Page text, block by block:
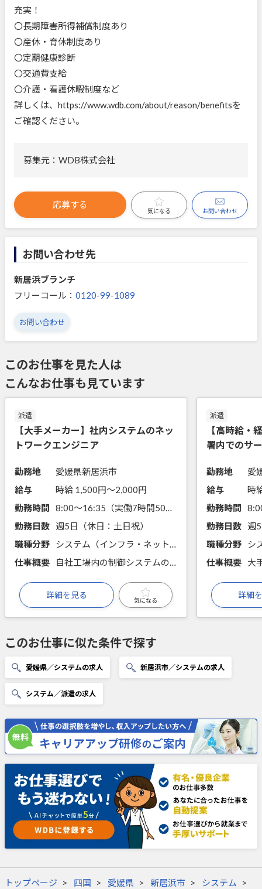
充実！
〇長期障害所得補償制度あり
〇産休・育休制度あり
〇定期健康診断
〇交通費支給
〇介護・看護休暇制度など
詳しくは、https://www.wdb.com/about/reason/benefitsを
ご確認ください。
募集元：WDB株式会社
応募する
気になる お問い合わせ
お問い合わせ先
新居浜ブランチ
フリーコール： 0120-99-1089
お問い合わせ
このお仕事を見た人は
こんなお仕事も見ています
派遣
【大手メーカー】社内システムのネッ
トワークエンジニア
勤務地
愛媛県新居浜市
給与
時給 1,500円〜2,000円
勤務時間
8:00～16:35（実働7時間50分）
勤務日数
週5日（休日：土日祝）
職種分野
システム（インフラ・ネットワーク・セキュリティ、シミュレーション・統計）
仕事概要
自社工場内の制御システムのネットワークの設定等に携わります。
詳細を見る
気になる
派遣
【高時給・
署内でのサ
勤務地
愛
給与
時
勤務時間
勤務日数
週
職種分野
仕事概要
詳細
このお仕事に似た条件で探す
愛媛県／システムの求人 新居浜市／システムの求人
システム／派遣の求人
トップページ 四国 愛媛県 新居浜市 システム